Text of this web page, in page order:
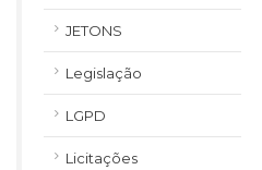
JETONS
Legislação
LGPD
Licitações